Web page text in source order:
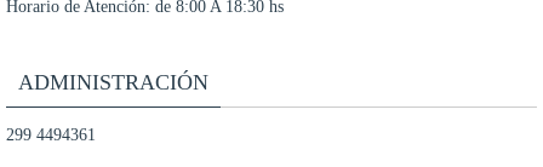
Horario de Atención: de 8:00 A 18:30 hs
ADMINISTRACIÓN
299 4494361